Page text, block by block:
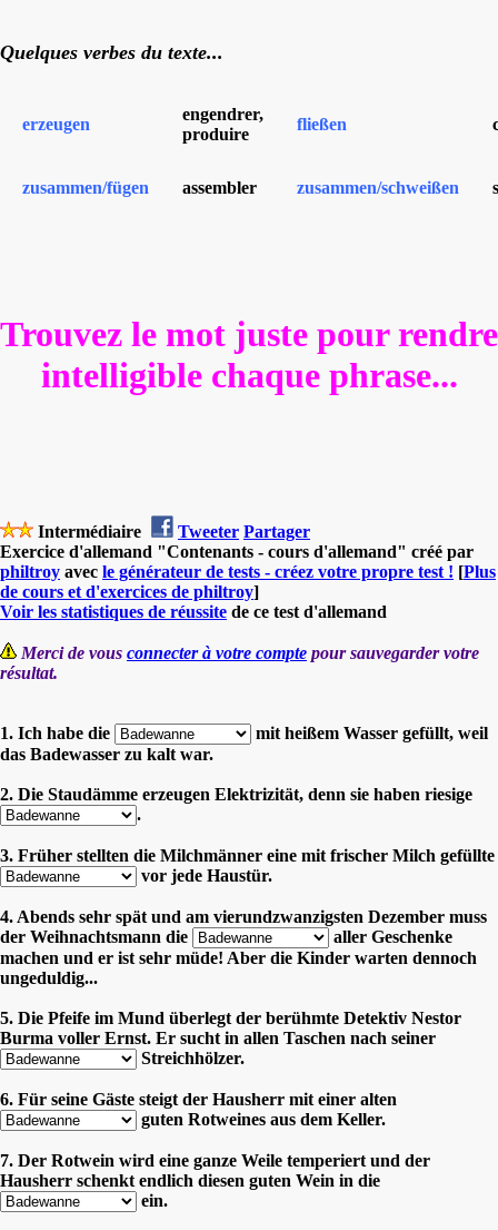
Quelques verbes du texte...
erzeugen
engendrer,
produire
fließen
zusammen/fügen assembler zusammen/schweißen
Trouvez le mot juste pour rendre
intelligible chaque phrase...
Intermédiaire Tweeter Partager
Exercice d'allemand "Contenants - cours d'allemand" créé par
philtroy avec le générateur de tests - créez votre propre test ! [Plus
de cours et d'exercices de philtroy]
Voir les statistiques de réussite de ce test d'allemand
Merci de vous connecter à votre compte pour sauvegarder votre
résultat.
1. Ich habe die
mit heißem Wasser gefüllt, weil
das Badewasser zu kalt war.
2. Die Staudämme erzeugen Elektrizität, denn sie haben riesige
.
3. Früher stellten die Milchmänner eine mit frischer Milch gefüllte
vor jede Haustür.
4. Abends sehr spät und am vierundzwanzigsten Dezember muss
der Weihnachtsmann die
aller Geschenke
machen und er ist sehr müde! Aber die Kinder warten dennoch
ungeduldig...
5. Die Pfeife im Mund überlegt der berühmte Detektiv Nestor
Burma voller Ernst. Er sucht in allen Taschen nach seiner
Streichhölzer.
6. Für seine Gäste steigt der Hausherr mit einer alten
guten Rotweines aus dem Keller.
7. Der Rotwein wird eine ganze Weile temperiert und der
Hausherr schenkt endlich diesen guten Wein in die
ein.